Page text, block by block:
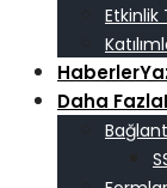
Etkinlik
Haberler
Daha Fazla